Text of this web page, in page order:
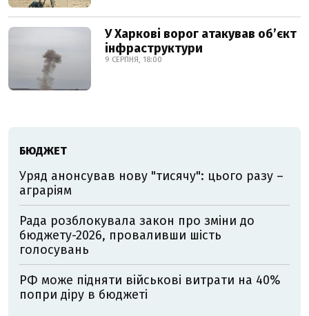
У Харкові ворог атакував обʼєкт
інфраструктури
9 СЕРПНЯ, 18:00
БЮДЖЕТ
Уряд анонсував нову "тисячу": цього разу –
аграріям
Рада розблокувала закон про зміни до
бюджету-2026, проваливши шість
голосувань
РФ може підняти військові витрати на 40%
попри діру в бюджеті